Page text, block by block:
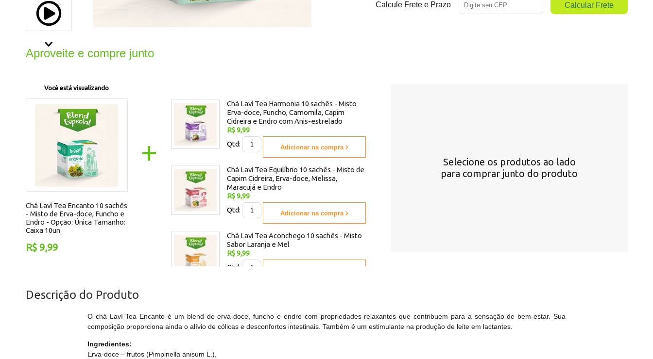
Calcule Frete e Prazo
Aproveite e compre junto
Você está visualizando
Chá Laví Tea Encanto 10 sachês
- Misto de Erva-doce, Funcho e
Endro - Opção: Única Tamanho:
Caixa 10un
R$ 9,99
+
Chá Laví Tea Harmonia 10 sachês - Misto
Erva-doce, Funcho, Camomila, Capim
Cidreira e Endro com Anis-estrelado
R$ 9,99
Qtd:
Adicionar na compra
Chá Laví Tea Equilíbrio 10 sachês - Misto de
Capim Cidreira, Erva-doce, Melissa,
Maracujá e Endro
R$ 9,99
Qtd:
Adicionar na compra
Chá Laví Tea Aconchego 10 sachês - Misto
Sabor Laranja e Mel
R$ 9,99
Qtd:
Qtd:
Adicionar na compra
Selecione os produtos ao lado
para comprar junto do produto
Descrição do Produto
O chá Laví Tea Encanto é um blend de erva-doce, funcho e endro com propriedades relaxantes que contribuem para a sensação de bem-estar. Sua
composição proporciona ainda o alívio de cólicas e desconfortos intestinais. Também é um estimulante na produção de leite em lactantes.
Ingredientes:
Erva-doce – frutos (Pimpinella anisum L.),